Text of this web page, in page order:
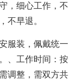
，细心工作，不
不早退。
服装，佩戴统一
、工作时间：按
调整，需双方共